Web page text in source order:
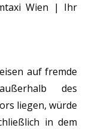
Wien | Ihr
auf fremde
des
liegen, würde
in dem